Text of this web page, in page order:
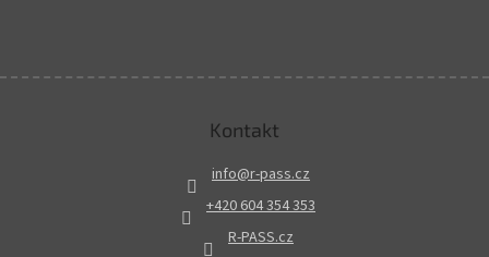
Kontakt
info@r-pass.cz
+420 604 354 353
R-PASS.cz